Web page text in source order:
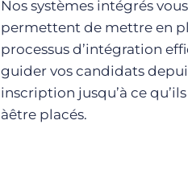
Nos systèmes intégrés vous
permettent de mettre en
processus d’intégration
guider vos candidats
inscription jusqu’à ce
àêtre placés.